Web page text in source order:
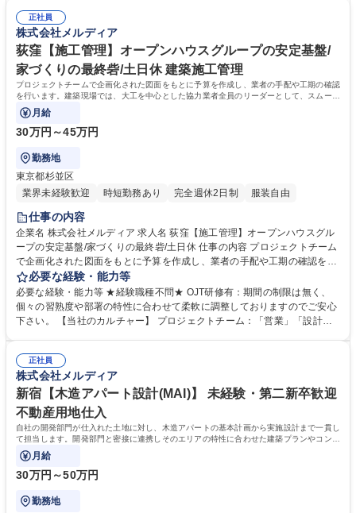
ね備えた圧倒的商品力を武器に、不動産のプロとしてお客様の理想の住ま
い探しをサポートする仕事です。 募集職種 【東京/営業】頑張りが評価へ
直結！不動産未経験からプライム上場Gで高収入実現
手とは違い、新たなポストが次々と新設される非常に面白いフェーズで
す。営業・設計・施工のプロがチームを組み、1から家づくりを行うた
め、これまでの営業経験を活かしつつ幅広い知識が身に付きます。プライ
ム上場Gの圧倒的な仕組みを武器に、会社の成長とともに自身も成長した
い方を歓迎します。 学歴・資格 学歴：大学院 大学 高専 短大 専修学校 高
校 語学力： 資格：第一種運転免許普通自動車
正社員
株式会社メルディア
荻窪【施工管理】オープンハウスグループの安定基盤/
家づくりの最終砦/土日休 建築施工管理
プロジェクトチームで企画化された図面をもとに予算を作成し、業者の手配や工期の確認
を行います。建築現場では、大工を中心とした協力業者全員のリーダーとして、スムーズ
で無駄のない現場管理と厳格な品質管理が
月給
30万円～45万円
勤務地
東京都杉並区
業界未経験歓迎
時短勤務あり 完全週休2日制 服装自由
仕事の内容
企業名 株式会社メルディア 求人名 荻窪【施工管理】オープンハウスグル
ープの安定基盤/家づくりの最終砦/土日休 仕事の内容 プロジェクトチーム
で企画化された図面をもとに予算を作成し、業者の手配や工期の確認を行
います。建築現場では、大工を中心とした協力業者全員のリーダーとし
て、スムーズで無駄のない現場管理と厳格な品質管理が 求められることか
ら、多種多様な人を取り纏めるマネジメント能力が培われる仕事です。
【具体的な業務内容】 ■実行予算の作成 ■協力業者の管理・手配 ■品質管
最終砦/土日休
必要な経験・能力等
必要な経験・能力等 ★経験職種不問★ OJT研修有：期間の制限は無く、
個々の習熟度や部署の特性に合わせて柔軟に調整しておりますのでご安心
下さい。 【当社のカルチャー】 プロジェクトチーム：「営業」「設計」
ぞれの目線から意見をぶつけ合うことで、それぞれの業種の経験だけでは
身につかない、幅広い知識とスキルを身につけることができます。 学歴・
資格 学歴：大学院 大学 高専 短大 専修学校 高校 語学力： 資格：第一種運
転免許普通自動車
正社員
株式会社メルディア
新宿【木造アパート設計(MAI)】 未経験・第二新卒歓迎
不動産用地仕入
自社の開発部門が仕入れた土地に対し、木造アパートの基本計画から実施設計まで一貫し
て担当します。開発部門と密接に連携しそのエリアの特性に合わせた建築プランやコンセ
プトの企画段階から携われます。
月給
30万円～50万円
勤務地